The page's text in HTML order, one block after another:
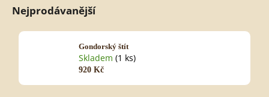
Nejprodávanější
Gondorský štít
Skladem (1 ks)
920 Kč
a
j